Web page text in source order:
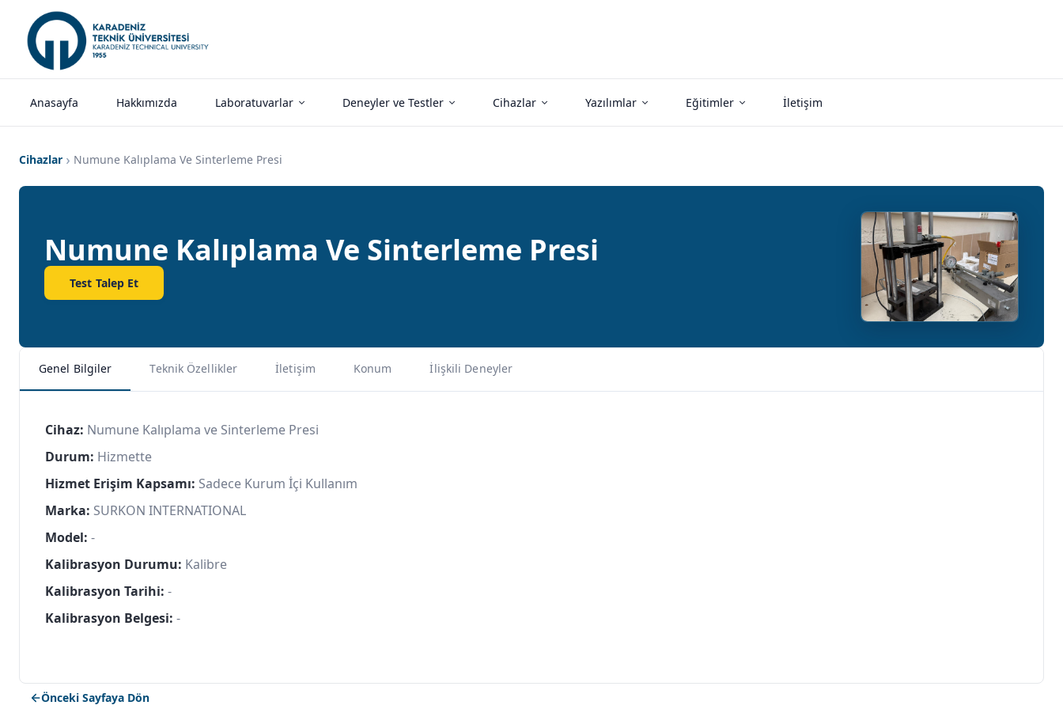
Anasayfa Hakkımızda Laboratuvarlar Deneyler ve Testler Cihazlar Yazılımlar Eğitimler İletişim
Cihazlar Numune Kalıplama Ve Sinterleme Presi
Numune Kalıplama Ve Sinterleme Presi
Test Talep Et
Genel Bilgiler Teknik Özellikler İletişim Konum İlişkili Deneyler
Cihaz: Numune Kalıplama ve Sinterleme Presi
Durum: Hizmette
Hizmet Erişim Kapsamı: Sadece Kurum İçi Kullanım
Marka: SURKON INTERNATIONAL
Model: -
Kalibrasyon Durumu: Kalibre
Kalibrasyon Tarihi: -
Kalibrasyon Belgesi: -
Önceki Sayfaya Dön